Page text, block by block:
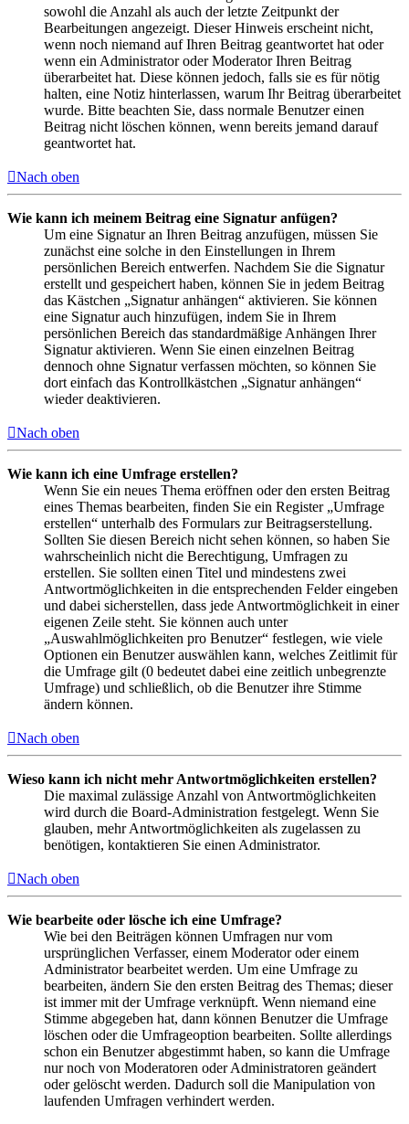
sowohl die Anzahl als auch der letzte Zeitpunkt der
Bearbeitungen angezeigt. Dieser Hinweis erscheint nicht,
wenn noch niemand auf Ihren Beitrag geantwortet hat oder
wenn ein Administrator oder Moderator Ihren Beitrag
überarbeitet hat. Diese können jedoch, falls sie es für nötig
halten, eine Notiz hinterlassen, warum Ihr Beitrag überarbeitet
wurde. Bitte beachten Sie, dass normale Benutzer einen
Beitrag nicht löschen können, wenn bereits jemand darauf
geantwortet hat.
Nach oben
Wie kann ich meinem Beitrag eine Signatur anfügen?
Um eine Signatur an Ihren Beitrag anzufügen, müssen Sie
zunächst eine solche in den Einstellungen in Ihrem
persönlichen Bereich entwerfen. Nachdem Sie die Signatur
erstellt und gespeichert haben, können Sie in jedem Beitrag
das Kästchen „Signatur anhängen“ aktivieren. Sie können
eine Signatur auch hinzufügen, indem Sie in Ihrem
persönlichen Bereich das standardmäßige Anhängen Ihrer
Signatur aktivieren. Wenn Sie einen einzelnen Beitrag
dennoch ohne Signatur verfassen möchten, so können Sie
dort einfach das Kontrollkästchen „Signatur anhängen“
wieder deaktivieren.
Nach oben
Wie kann ich eine Umfrage erstellen?
Wenn Sie ein neues Thema eröffnen oder den ersten Beitrag
eines Themas bearbeiten, finden Sie ein Register „Umfrage
erstellen“ unterhalb des Formulars zur Beitragserstellung.
Sollten Sie diesen Bereich nicht sehen können, so haben Sie
wahrscheinlich nicht die Berechtigung, Umfragen zu
erstellen. Sie sollten einen Titel und mindestens zwei
Antwortmöglichkeiten in die entsprechenden Felder eingeben
und dabei sicherstellen, dass jede Antwortmöglichkeit in einer
eigenen Zeile steht. Sie können auch unter
„Auswahlmöglichkeiten pro Benutzer“ festlegen, wie viele
Optionen ein Benutzer auswählen kann, welches Zeitlimit für
die Umfrage gilt (0 bedeutet dabei eine zeitlich unbegrenzte
Umfrage) und schließlich, ob die Benutzer ihre Stimme
ändern können.
Nach oben
Wieso kann ich nicht mehr Antwortmöglichkeiten erstellen?
Die maximal zulässige Anzahl von Antwortmöglichkeiten
wird durch die Board-Administration festgelegt. Wenn Sie
glauben, mehr Antwortmöglichkeiten als zugelassen zu
benötigen, kontaktieren Sie einen Administrator.
Nach oben
Wie bearbeite oder lösche ich eine Umfrage?
Wie bei den Beiträgen können Umfragen nur vom
ursprünglichen Verfasser, einem Moderator oder einem
Administrator bearbeitet werden. Um eine Umfrage zu
bearbeiten, ändern Sie den ersten Beitrag des Themas; dieser
ist immer mit der Umfrage verknüpft. Wenn niemand eine
Stimme abgegeben hat, dann können Benutzer die Umfrage
löschen oder die Umfrageoption bearbeiten. Sollte allerdings
schon ein Benutzer abgestimmt haben, so kann die Umfrage
nur noch von Moderatoren oder Administratoren geändert
oder gelöscht werden. Dadurch soll die Manipulation von
laufenden Umfragen verhindert werden.